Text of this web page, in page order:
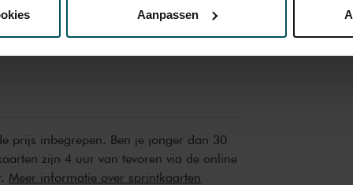
die uw gegevens kunnen ontvangen en verwerken.
Aanpassen
prijs inbegrepen. Ben je jonger dan 30
zijn 4 uur van tevoren via de online
Meer informatie over sprintkaarten